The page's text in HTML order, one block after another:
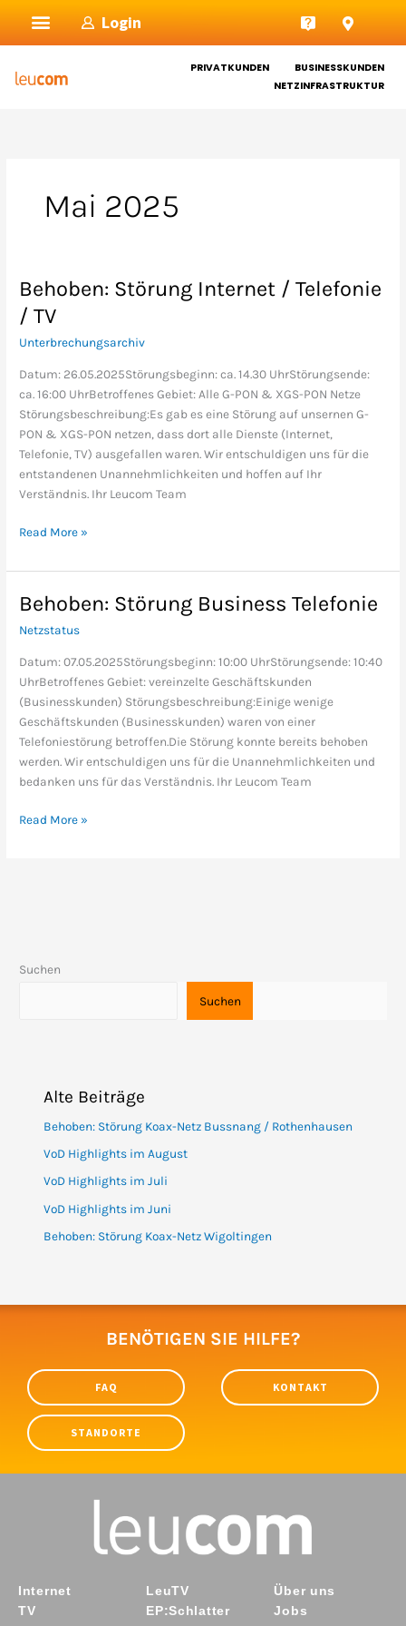
Inhalt
springen
Login
PRIVATKUNDEN
BUSINESSKUNDEN
NETZINFRASTRUKTUR
Mai 2025
Behoben: Störung Internet / Telefonie
/ TV
Unterbrechungsarchiv
Datum: 26.05.2025Störungsbeginn: ca. 14.30 UhrStörungsende:
ca. 16:00 UhrBetroffenes Gebiet: Alle G-PON & XGS-PON Netze
Störungsbeschreibung:Es gab es eine Störung auf unsernen G-
PON & XGS-PON netzen, dass dort alle Dienste (Internet,
Telefonie, TV) ausgefallen waren. Wir entschuldigen uns für die
entstandenen Unannehmlichkeiten und hoffen auf Ihr
Verständnis. Ihr Leucom Team
Behoben:
Störung
Internet
/
Read More »
Behoben: Störung Business Telefonie
Netzstatus
Datum: 07.05.2025Störungsbeginn: 10:00 UhrStörungsende: 10:40
UhrBetroffenes Gebiet: vereinzelte Geschäftskunden
(Businesskunden) Störungsbeschreibung:Einige wenige
Geschäftskunden (Businesskunden) waren von einer
Telefoniestörung betroffen.Die Störung konnte bereits behoben
werden. Wir entschuldigen uns für die Unannehmlichkeiten und
bedanken uns für das Verständnis. Ihr Leucom Team
Behoben:
Business
Telefonie
Read More »
Suchen
Suchen
Alte Beiträge
Behoben: Störung Koax-Netz Bussnang / Rothenhausen
VoD Highlights im August
VoD Highlights im Juli
VoD Highlights im Juni
Behoben: Störung Koax-Netz Wigoltingen
BENÖTIGEN SIE HILFE?
FAQ KONTAKT
STANDORTE
Internet
TV
LeuTV
EP:Schlatter
Über uns
Jobs